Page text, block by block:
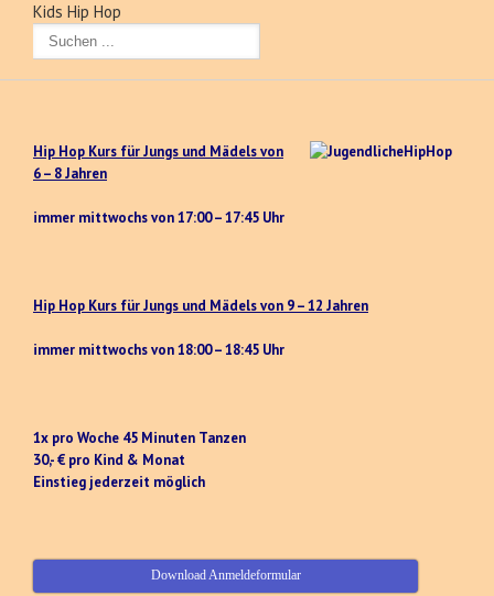
Kids Hip Hop
Hip Hop Kurs für Jungs und Mädels von
6 – 8 Jahren
immer mittwochs von 17:00 – 17:45 Uhr
Hip Hop Kurs für Jungs und Mädels von 9 – 12 Jahren
immer mittwochs von 18:00 – 18:45 Uhr
1x pro Woche 45 Minuten Tanzen
30,- € pro Kind & Monat
Einstieg jederzeit möglich
Download Anmeldeformular